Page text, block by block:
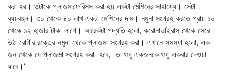
করা হয়। ওটাকে প্লাজমাফেরিসস করা হয় একটা মেশিনের সাহায্যে। সেটা
ব্যয়বহুল। ৩০ থেকে ৪০ লাখ একটা মেশিনের দাম। নমুনা সংগ্রহ করতে প্রায় ১০
থেকে ১২ হাজার টাকা লাগে। আরেকটা পদ্ধতি হলো, করোনাভাইরাস থেকে সেরে
উঠা রোগীর রক্তের নমুনা থেকে প্লাজমা সংগ্রহ করা। এখানে সমস্যা হলো, এক
জন থেকে যে প্লাজমা সংগ্রহ করা হবে, তা শুধু একজনকে শুধু একবার দেওয়া
যাবে।’